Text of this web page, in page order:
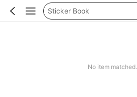
Sticker Book
No item matched.